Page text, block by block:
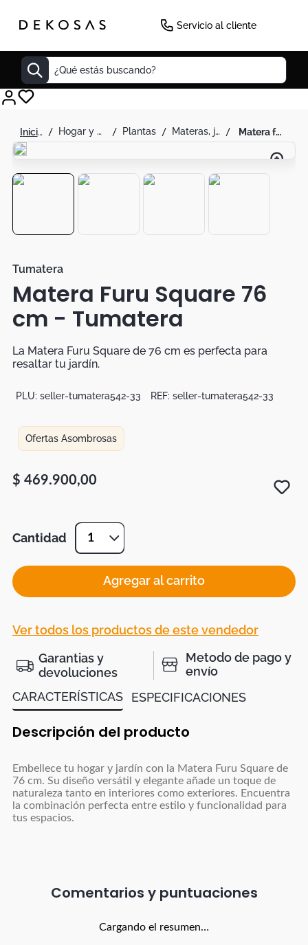
Servicio al cliente
¿Qué estás buscando?
hogar y decoración plantas materas, jarrones y floreros matera furu square 76 cm - tumatera
Tumatera
Matera Furu Square 76
cm - Tumatera
La Matera Furu Square de 76 cm es perfecta para
resaltar tu jardín.
PLU: seller-tumatera542-33 REF: seller-tumatera542-33
Ofertas Asombrosas
$ 469.900,00
Cantidad 1
Agregar al carrito
Ver todos los productos de este vendedor
Garantias y
devoluciones
Metodo de pago y
envío
CARACTERÍSTICAS
ESPECIFICACIONES
Descripción del producto
Embellece tu hogar y jardín con la Matera Furu Square de
76 cm. Su diseño versátil y elegante añade un toque de
naturaleza tanto en interiores como exteriores. Encuentra
la combinación perfecta entre estilo y funcionalidad para
tus espacios.
Comentarios
Cargando el resumen…
Decoracion
Cuadro
Sillas
Duvet